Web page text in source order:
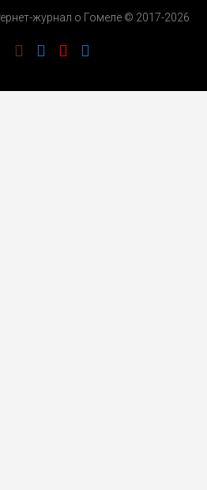
журнал о Гомеле © 2017-2026